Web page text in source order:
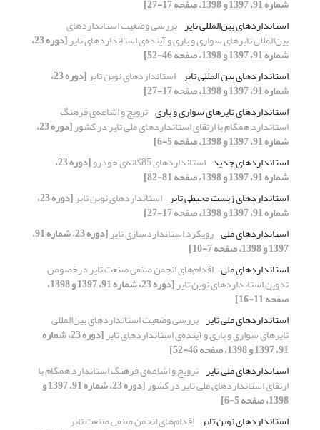
شماره 91، 1397 و 1398، صفحه 17-27]
استانداردهای بین‌المللی تایر بررسی وضعیت استانداردهای
بین‌المللی تایرهای سواری و باری و آینده‌ی استانداردهای تایر [دوره 23،
شماره 91، 1397 و 1398، صفحه 46-52]
استانداردهای بین المللی تایر استانداردهای نوین تایر [دوره 23،
شماره 91، 1397 و 1398، صفحه 17-27]
استانداردهای تایرهای سواری و باری ترویج و اشاعه‌ی فرهنگ
استاندارد همگام با ارتقای استانداردهای ملی تایر در کشور [دوره 23،
شماره 91، 1397 و 1398، صفحه 5-6]
استانداردهای جدید استانداردهای 85‌گانه‌ی خودرو [دوره 23،
شماره 91، 1397 و 1398، صفحه 81-82]
استانداردهای زیست محیطی تایر استانداردهای نوین تایر [دوره 23،
شماره 91، 1397 و 1398، صفحه 17-27]
استانداردهای ملی رویکرد استانداردسازی تایر [دوره 23، شماره 91،
1397 و 1398، صفحه 7-10]
استانداردهای ملی اقدام‌های انجمن صنفی صنعت تایر درخصوص
تدوین استانداردهای نوین تایر [دوره 23، شماره 91، 1397 و 1398،
صفحه 11-16]
استانداردهای ملی تایر بررسی وضعیت استانداردهای بین‌المللی
تایرهای سواری و باری و آینده‌ی استانداردهای تایر [دوره 23، شماره
91، 1397 و 1398، صفحه 46-52]
استانداردهای ملی تایر ترویج و اشاعه‌ی فرهنگ استاندارد همگام با
ارتقای استانداردهای ملی تایر در کشور [دوره 23، شماره 91، 1397 و
1398، صفحه 5-6]
استانداردهای نوین تایر اقدام‌های انجمن صنفی صنعت تایر